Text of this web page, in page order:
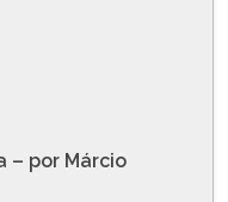
– por Márcio